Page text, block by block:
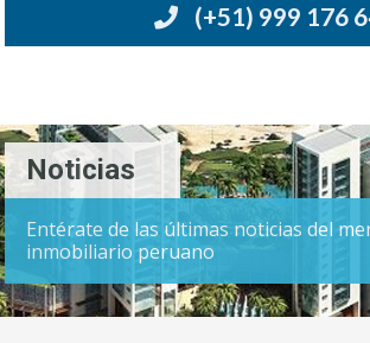
(+51) 999 176
Noticias
Entérate de las últimas noticias del
inmobiliario peruano